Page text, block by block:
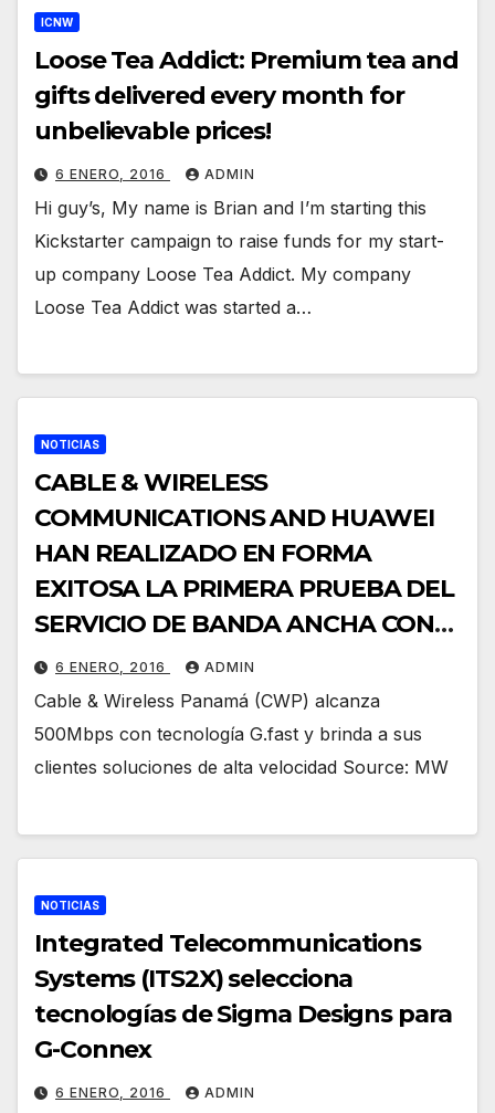
ICNW
Loose Tea Addict: Premium tea and
gifts delivered every month for
unbelievable prices!
6 ENERO, 2016 ADMIN
Hi guy’s, My name is Brian and I’m starting this
Kickstarter campaign to raise funds for my start-
up company Loose Tea Addict. My company
Loose Tea Addict was started a…
NOTICIAS
CABLE & WIRELESS
COMMUNICATIONS AND HUAWEI
HAN REALIZADO EN FORMA
EXITOSA LA PRIMERA PRUEBA DEL
SERVICIO DE BANDA ANCHA CON
BASE DE COBRE MÁS RÁPIDO CON
G.FAST EN AMÉRICA LATINA
6 ENERO, 2016 ADMIN
Cable & Wireless Panamá (CWP) alcanza
500Mbps con tecnología G.fast y brinda a sus
clientes soluciones de alta velocidad Source: MW
NOTICIAS
Integrated Telecommunications
Systems (ITS2X) selecciona
tecnologías de Sigma Designs para
G-Connex
6 ENERO, 2016 ADMIN